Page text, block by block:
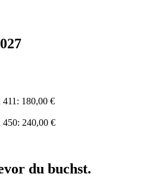
180,00 €
240,00 €
du buchst.